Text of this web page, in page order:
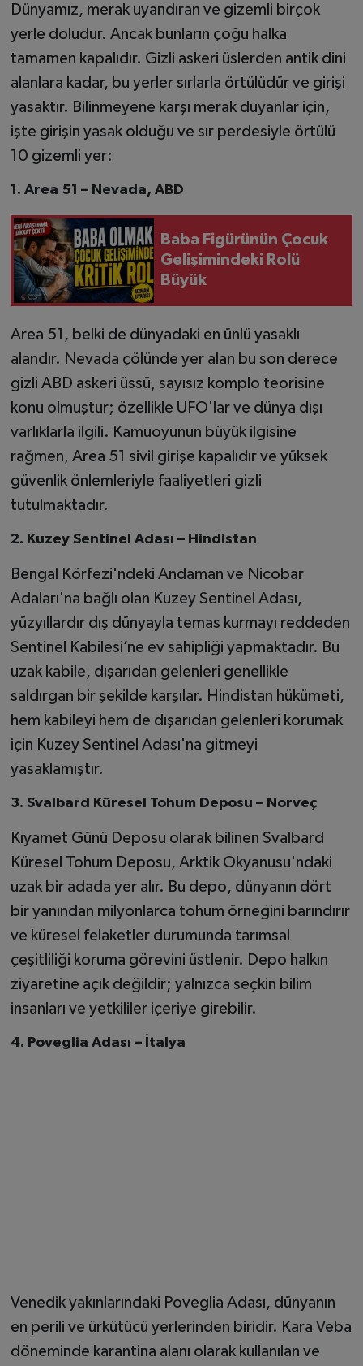
Dünyamız, merak uyandıran ve gizemli birçok
yerle doludur. Ancak bunların çoğu halka
tamamen kapalıdır. Gizli askeri üslerden antik dini
alanlara kadar, bu yerler sırlarla örtülüdür ve girişi
yasaktır. Bilinmeyene karşı merak duyanlar için,
işte girişin yasak olduğu ve sır perdesiyle örtülü
10 gizemli yer:
1. Area 51 – Nevada, ABD
Baba Figürünün Çocuk
Gelişimindeki Rolü
Büyük
Area 51, belki de dünyadaki en ünlü yasaklı
alandır. Nevada çölünde yer alan bu son derece
gizli ABD askeri üssü, sayısız komplo teorisine
konu olmuştur; özellikle UFO'lar ve dünya dışı
varlıklarla ilgili. Kamuoyunun büyük ilgisine
rağmen, Area 51 sivil girişe kapalıdır ve yüksek
güvenlik önlemleriyle faaliyetleri gizli
tutulmaktadır.
2. Kuzey Sentinel Adası – Hindistan
Bengal Körfezi'ndeki Andaman ve Nicobar
Adaları'na bağlı olan Kuzey Sentinel Adası,
yüzyıllardır dış dünyayla temas kurmayı reddeden
Sentinel Kabilesi’ne ev sahipliği yapmaktadır. Bu
uzak kabile, dışarıdan gelenleri genellikle
saldırgan bir şekilde karşılar. Hindistan hükümeti,
hem kabileyi hem de dışarıdan gelenleri korumak
için Kuzey Sentinel Adası'na gitmeyi
yasaklamıştır.
3. Svalbard Küresel Tohum Deposu – Norveç
Kıyamet Günü Deposu olarak bilinen Svalbard
Küresel Tohum Deposu, Arktik Okyanusu'ndaki
uzak bir adada yer alır. Bu depo, dünyanın dört
bir yanından milyonlarca tohum örneğini barındırır
ve küresel felaketler durumunda tarımsal
çeşitliliği koruma görevini üstlenir. Depo halkın
ziyaretine açık değildir; yalnızca seçkin bilim
insanları ve yetkililer içeriye girebilir.
4. Poveglia Adası – İtalya
Venedik yakınlarındaki Poveglia Adası, dünyanın
en perili ve ürkütücü yerlerinden biridir. Kara Veba
döneminde karantina alanı olarak kullanılan ve